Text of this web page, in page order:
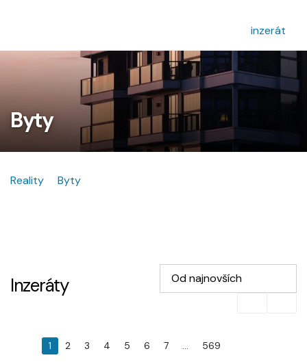
inzerát
Byty
Reality Byty
Inzeráty Od najnovších
1 2 3 4 5 6 7 569